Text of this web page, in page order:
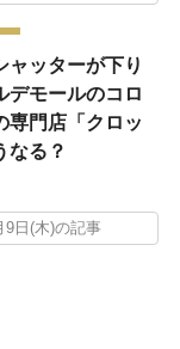
ャッターが下り
デモールのコロ
専門店「クロッ
なる？
9日(木)の記事